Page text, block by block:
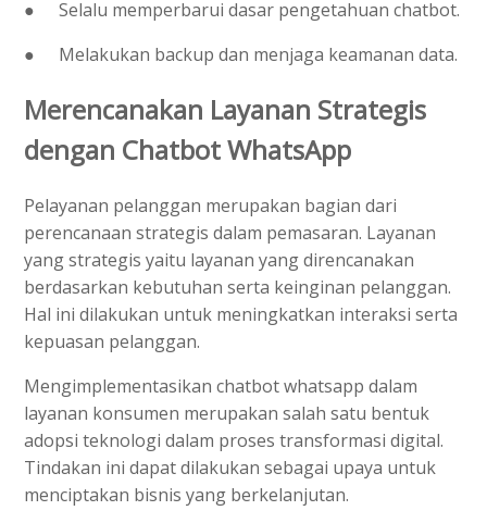
●
Selalu memperbarui dasar pengetahuan chatbot.
●
Melakukan backup dan menjaga keamanan data.
Merencanakan Layanan Strategis
dengan Chatbot WhatsApp
Pelayanan pelanggan merupakan bagian dari
perencanaan strategis dalam pemasaran. Layanan
yang strategis yaitu layanan yang direncanakan
berdasarkan kebutuhan serta keinginan pelanggan.
Hal ini dilakukan untuk meningkatkan interaksi serta
kepuasan pelanggan.
Mengimplementasikan chatbot whatsapp dalam
layanan konsumen merupakan salah satu bentuk
adopsi teknologi dalam proses transformasi digital.
Tindakan ini dapat dilakukan sebagai upaya untuk
menciptakan bisnis yang berkelanjutan.